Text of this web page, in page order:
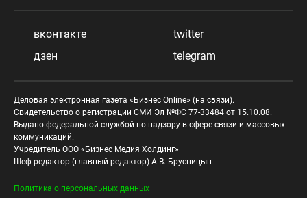
вконтакте
twitter
дзен
telegram
Деловая электронная газета «Бизнес Online» (на связи).
Свидетельство о регистрации СМИ Эл №ФС 77-33484 от 15.10.08.
Выдано федеральной службой по надзору в сфере связи и массовых
коммуникаций.
Учредитель ООО «Бизнес Медия Холдинг»
Шеф-редактор (главный редактор) А.В. Брусницын
Политика о персональных данных